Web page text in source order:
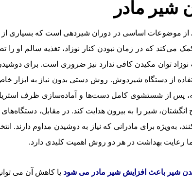
شیر مادر
موضوعات اساسی در دوران شیردهی است که بسیاری از
می‌کند که در زمان نبودن کنار نوزاد، تغذیه سالم او را
نوزاد توان مکیدن کافی ندارد نیز ضروری است. برای
از دستگاه شیردوش. روش دستی بدون نیاز به ابزار
پس از شستشوی کامل دست‌ها و آماده‌سازی ظرف استریل،
شیر را به بیرون هدایت کند. در مقابل،
به‌ویژه برای مادرانی که نیاز به دوشیدن مداوم
رعایت بهداشت در هر دو روش اهمیت کلیدی دارد.
شیر باعث افزایش شیر مادر می‌ شود یا کاهش آن می